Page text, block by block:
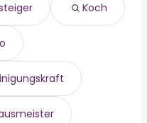
Koch